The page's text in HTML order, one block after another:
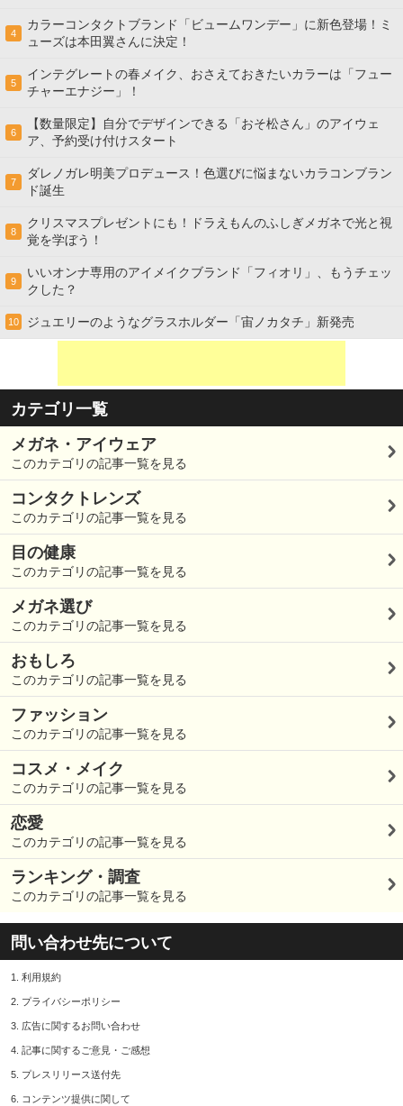
4
カラーコンタクトブランド「ビュームワンデー」に新色登場！ミ
ューズは本田翼さんに決定！
5
インテグレートの春メイク、おさえておきたいカラーは「フュー
チャーエナジー」！
6
【数量限定】自分でデザインできる「おそ松さん」のアイウェ
ア、予約受け付けスタート
7
ダレノガレ明美プロデュース！色選びに悩まないカラコンブラン
ド誕生
8
クリスマスプレゼントにも！ドラえもんのふしぎメガネで光と視
覚を学ぼう！
9
いいオンナ専用のアイメイクブランド「フィオリ」、もうチェッ
クした？
10 ジュエリーのようなグラスホルダー「宙ノカタチ」新発売
カテゴリ一覧
メガネ・アイウェア
このカテゴリの記事一覧を見る
コンタクトレンズ
このカテゴリの記事一覧を見る
目の健康
このカテゴリの記事一覧を見る
メガネ選び
このカテゴリの記事一覧を見る
おもしろ
このカテゴリの記事一覧を見る
ファッション
このカテゴリの記事一覧を見る
コスメ・メイク
このカテゴリの記事一覧を見る
恋愛
このカテゴリの記事一覧を見る
ランキング・調査
このカテゴリの記事一覧を見る
問い合わせ先について
1. 利用規約
2. プライバシーポリシー
3. 広告に関するお問い合わせ
4. 記事に関するご意見・ご感想
5. プレスリリース送付先
6. コンテンツ提供に関して